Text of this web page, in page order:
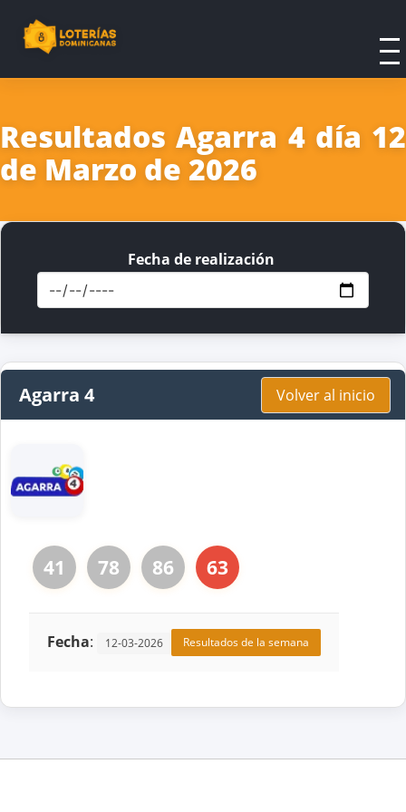
Resultados Agarra 4 día 12
de Marzo de 2026
Fecha de realización
Agarra 4 Volver al inicio
41 78 86 63
Fecha: 12-03-2026 Resultados de la semana